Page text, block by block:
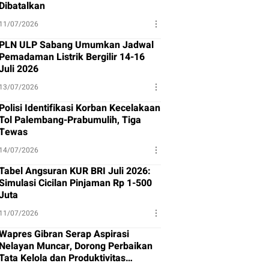
Dibatalkan
11/07/2026
PLN ULP Sabang Umumkan Jadwal
Pemadaman Listrik Bergilir 14-16
2026
13/07/2026
Polisi Identifikasi Korban Kecelakaan
Palembang-Prabumulih, Tiga
14/07/2026
Angsuran KUR BRI Juli 2026:
Cicilan Pinjaman Rp 1-500
11/07/2026
Gibran Serap Aspirasi
Nelayan Muncar, Dorong Perbaikan
Kelola dan Produktivitas